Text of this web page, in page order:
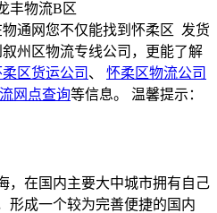
丰物流B区
发货
，在国内主要大中城市拥有自己
形成一个较为完善便捷的国内
物通网您不仅能找到怀柔区
叙州区物流专线公司，更能了解
区货运公司 、 怀柔区物流公司
网点查询等信息。 温馨提示：